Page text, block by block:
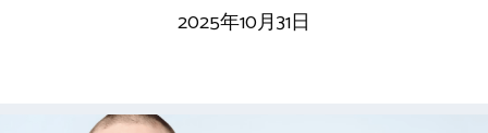
2025年10月31日